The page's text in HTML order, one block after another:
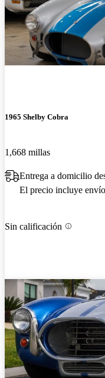
1965 Shelby Cobra
1,668 millas
Entrega a domicilio
El precio incluye
Sin calificación